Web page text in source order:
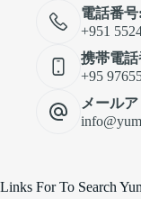
電話番号:
+951
携帯電
+95
メール
Links For To Search